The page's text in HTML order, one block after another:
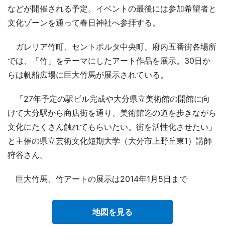
などが開催される予定。イベントの最後には参加希望者と
文化ゾーンを通って春日神社へ参拝する。
ガレリア竹町、セントポルタ中央町、府内五番街各場所
では、「竹」をテーマにしたアート作品を展示。30日か
らは帆船広場に巨大竹馬が展示されている。
「27年予定の駅ビル完成や大分県立美術館の開館に向
けて大分駅から商店街を通り、美術館迄の道を歩きながら
文化にたくさん触れてもらいたい。街を活性化させたい」
と主催の県立芸術文化短期大学（大分市上野丘東1）講師
狩谷さん。
巨大竹馬、竹アートの展示は2014年1月5日まで
地図を見る